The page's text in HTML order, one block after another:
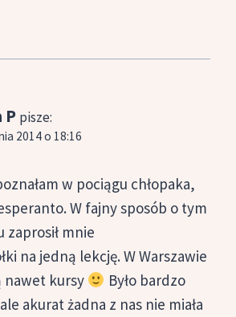
P pisze:
2014 o 18:16
w pociągu chłopaka,
W fajny sposób o tym
zaprosił mnie
na jedną lekcję. W Warszawie
nawet kursy
Było bardzo
akurat żadna z nas nie miała